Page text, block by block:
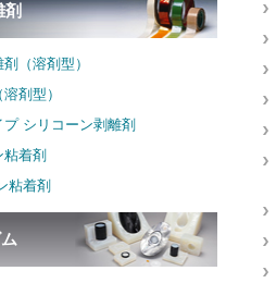
剤
（溶剤型）
剤型）
シリコーン剥離剤
着剤
粘着剤